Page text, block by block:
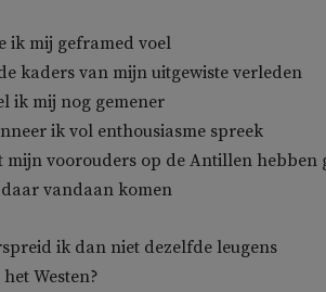
ik mij geframed voel
kaders van mijn uitgewiste verleden
ik mij nog gemener
ik vol enthousiasme spreek
mijn voorouders op de Antillen hebben
vandaan komen
ik dan niet dezelfde leugens
het Westen?